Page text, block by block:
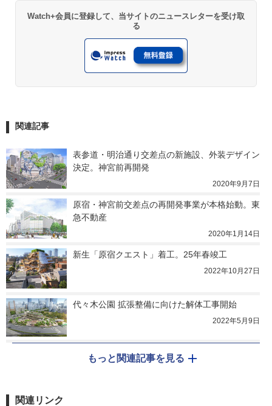
Watch+会員に登録して、当サイトのニュースレターを受け取
る
関連記事
表参道・明治通り交差点の新施設、外装デザイン
決定。神宮前再開発
2020年9月7日
原宿・神宮前交差点の再開発事業が本格始動。東
急不動産
2020年1月14日
新生「原宿クエスト」着工。25年春竣工
2022年10月27日
代々木公園 拡張整備に向けた解体工事開始
2022年5月9日
もっと関連記事を見る
関連リンク